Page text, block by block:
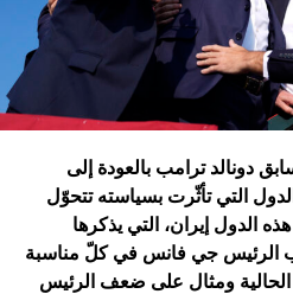
نتنياهو
في السياسة الأميركية وتعاطي
دونالد ترامب بالعودة إلى
التي تأثّرت بسياسته تتحوّل
الدول إيران، التي يذكرها
الرئيس جي فانس في كلّ مناسبة
الحالية ومثال على ضعف الرئيس